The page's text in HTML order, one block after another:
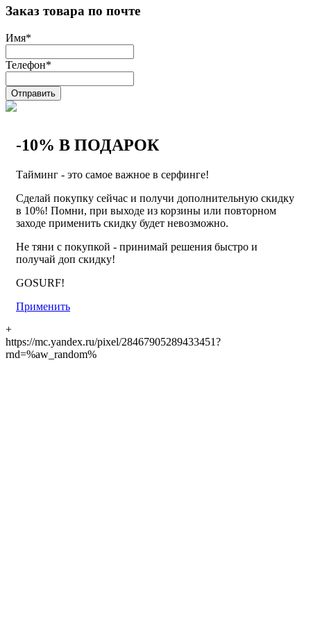
Заказ товара по почте
Имя*
Телефон*
Отправить
-10% В ПОДАРОК
Тайминг - это самое важное в серфинге!
Сделай покупку сейчас и получи дополнительную скидку
в 10%! Помни, при выходе из корзины или повторном
заходе применить скидку будет невозможно.
Не тяни с покупкой - принимай решения быстро и
получай доп скидку!
GOSURF!
Применить
+
https://mc.yandex.ru/pixel/28467905289433451?
rnd=%aw_random%